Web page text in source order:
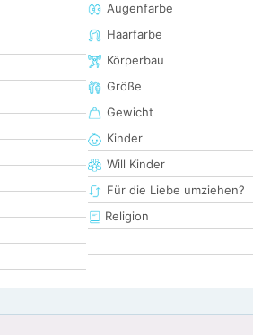
Augenfarbe
Haarfarbe
Körperbau
Größe
Gewicht
Kinder
Will Kinder
Für die Liebe umziehen?
Religion